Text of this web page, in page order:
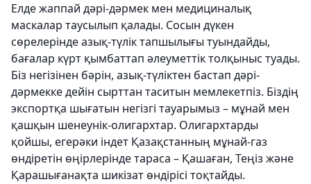
Елде жаппай дәрі-дәрмек мен медициналық
маскалар таусылып қалады. Сосын дүкен
сөрелерінде азық-түлік тапшылығы туындайды,
бағалар күрт қымбаттап әлеуметтік толқыныс туады.
Біз негізінен бәрін, азық-түліктен бастап дәрі-
дәрмекке дейін сырттан таситын мемлекетпіз. Біздің
экспортқа шығатын негізгі тауарымыз – мұнай мен
қашқын шенеунік-олигархтар. Олигархтарды
қойшы, егерәки індет Қазақстанның мұнай-газ
өндіретін өңірлерінде тараса – Қашаған, Теңіз және
Қарашығанақта шикізат өндірісі тоқтайды.